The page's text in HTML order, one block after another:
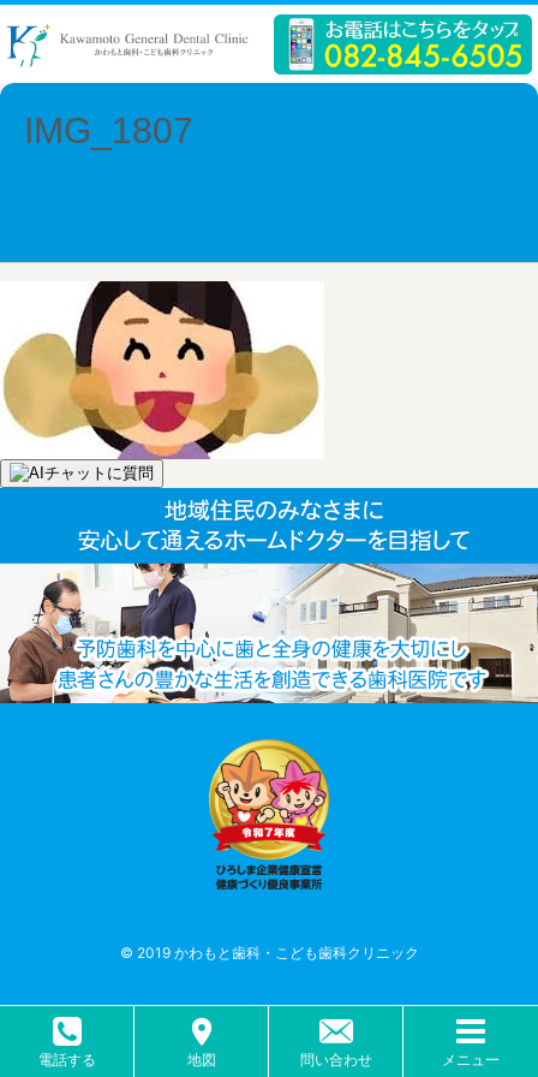
電話する 地図 問い合わせ メニュー
IMG_1807
© 2019 かわもと歯科・こども歯科クリニック